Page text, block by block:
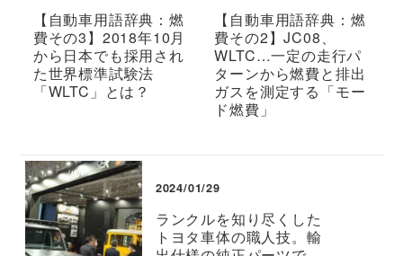
【自動車用語辞典：燃
費その3】2018年10月
から日本でも採用され
た世界標準試験法
「WLTC」とは？
【自動車用語辞典：燃
費その2】JC08、
WLTC…一定の走行パ
ターンから燃費と排出
ガスを測定する「モー
ド燃費」
2024/01/29
ランクルを知り尽くした
トヨタ車体の職人技。輸